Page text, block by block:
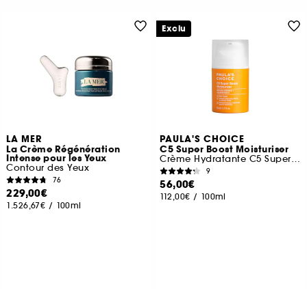
LA MER
La Crème Régénération
Intense pour les Yeux
Contour des Yeux
76
229,00€
1.526,67€ / 100ml
PAULA'S CHOICE
C5 Super Boost Moisturiser
Crème Hydratante C5 Super Boost
9
56,00€
112,00€ / 100ml
Exclu